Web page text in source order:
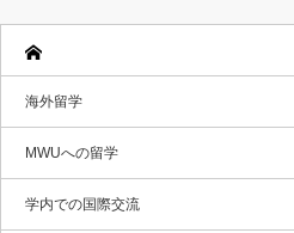
海外留学
MWUへの留学
学内での国際交流